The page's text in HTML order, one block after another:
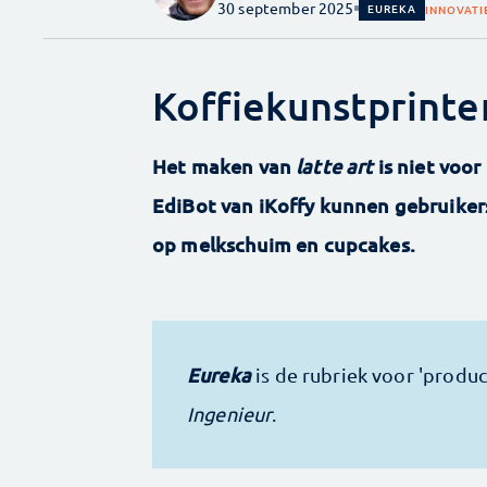
30 september 2025 EUREKA
Het maken van latte artis niet voor
EdiBot van iKoffy kunnen
op melkschuim en cupcakes.
Eurekais de rubriek voor
Ingenieur.